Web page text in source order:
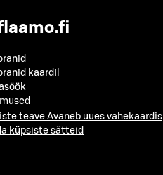
kaardil
teave Avaneb uues vahekaardis
küpsiste sätteid